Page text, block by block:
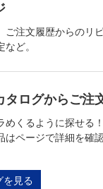
ご注文履歴からのリ
ど。
タログからご注
めくるように探せる！
はページで詳細を確
を見る